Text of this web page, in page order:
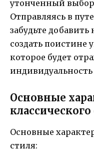
утонченный
Отправляясь в
забудьте
создать поистине
которое будет
индивидуальность
Основные
классического
Основные
стиля: